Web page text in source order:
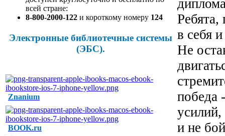
всей стране:
8-800-2000-122 и короткому номеру 124
Электронные библиотечные системы
(ЭБС).
Znanium
BOOK.ru
Ребята,
в себя
Не
победа
и не